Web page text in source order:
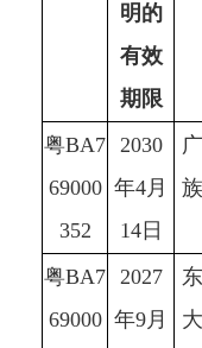
明的
有效
期限
粤BA7
69000
352
2030
年4月
14日
粤BA7
69000
2027
年9月